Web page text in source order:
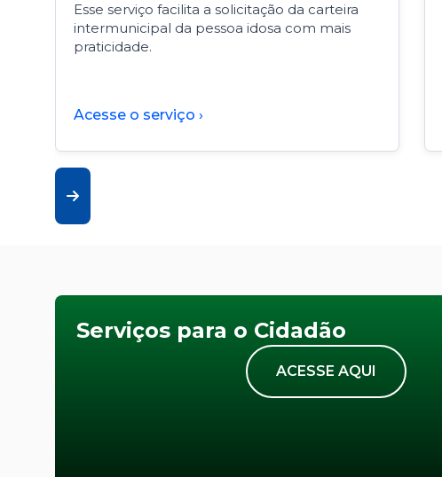
Esse serviço facilita a solicitação da carteira
intermunicipal da pessoa idosa com mais
praticidade.
Acesse o serviço ›
Serviços para o Cidadão
ACESSE AQUI